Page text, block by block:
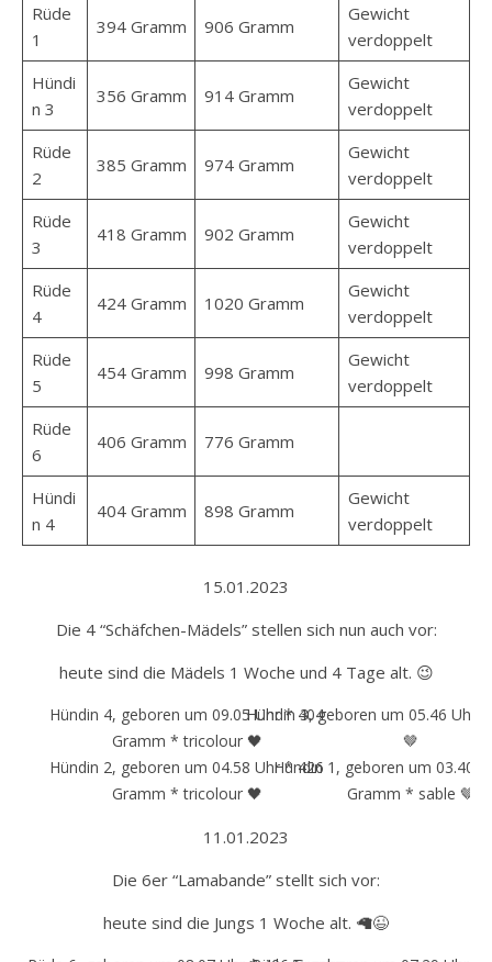
Rüde
1
394 Gramm 906 Gramm
Gewicht
verdoppelt
Hündi
n 3
356 Gramm 914 Gramm
Gewicht
verdoppelt
Rüde
2
385 Gramm 974 Gramm
Gewicht
verdoppelt
Rüde
3
418 Gramm 902 Gramm
Gewicht
verdoppelt
Rüde
4
424 Gramm 1020 Gramm
Gewicht
verdoppelt
Rüde
5
454 Gramm 998 Gramm
Gewicht
verdoppelt
Rüde
6
406 Gramm 776 Gramm
Hündi
n 4
404 Gramm 898 Gramm
Gewicht
verdoppelt
15.01.2023
Die 4 “Schäfchen-Mädels” stellen sich nun auch vor:
heute sind die Mädels 1 Woche und 4 Tage alt. 😉
Hündin 4, geboren um 09.05 Uhr * 404
Gramm * tricolour 🖤
Hündin 3, geboren um 05.46 Uhr
🤎
Hündin 2, geboren um 04.58 Uhr * 426
Gramm * tricolour 🖤
Hündin 1, geboren um 03.40
Gramm * sable 🤎
11.01.2023
Die 6er “Lamabande” stellt sich vor:
heute sind die Jungs 1 Woche alt. 🦙😉